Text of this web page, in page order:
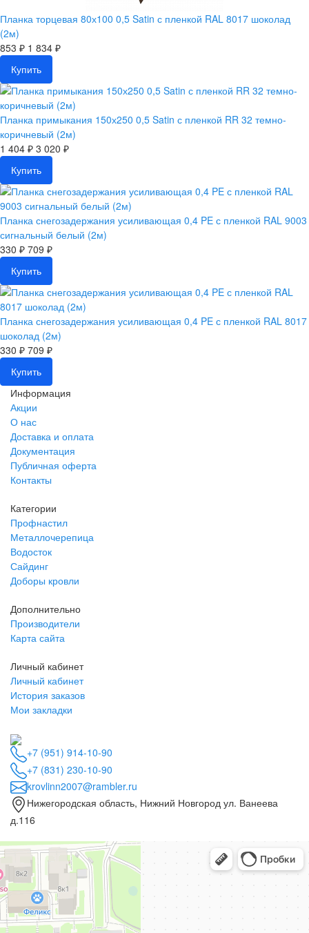
Планка торцевая 80х100 0,5 Satin с пленкой RAL 8017 шоколад
(2м)
853 ₽ 1 834 ₽
Купить
Планка примыкания 150х250 0,5 Satin с пленкой RR 32 темно-
коричневый (2м)
1 404 ₽ 3 020 ₽
Купить
Планка снегозадержания усиливающая 0,4 PE с пленкой RAL 9003
сигнальный белый (2м)
330 ₽ 709 ₽
Купить
Планка снегозадержания усиливающая 0,4 PE с пленкой RAL 8017
шоколад (2м)
330 ₽ 709 ₽
Купить
Информация
Акции
О нас
Доставка и оплата
Документация
Публичная оферта
Контакты
Категории
Профнастил
Металлочерепица
Водосток
Сайдинг
Доборы кровли
Дополнительно
Производители
Карта сайта
Личный кабинет
Личный кабинет
История заказов
Мои закладки
+7 (951) 914-10-90
+7 (831) 230-10-90
krovlinn2007@rambler.ru
Нижегородская область, Нижний Новгород ул. Ванеева
д.116